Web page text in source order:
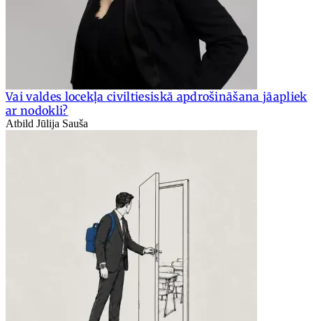
Vai valdes locekļa civiltiesiskā apdrošināšana jāapliek
ar nodokli?
Atbild Jūlija Sauša